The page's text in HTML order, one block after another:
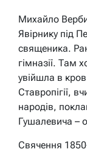
Михайло
Явірнику під
священика.
гімназії. Там
увійшла в
Ставропігії,
народів,
Гушалевича –
Свячення